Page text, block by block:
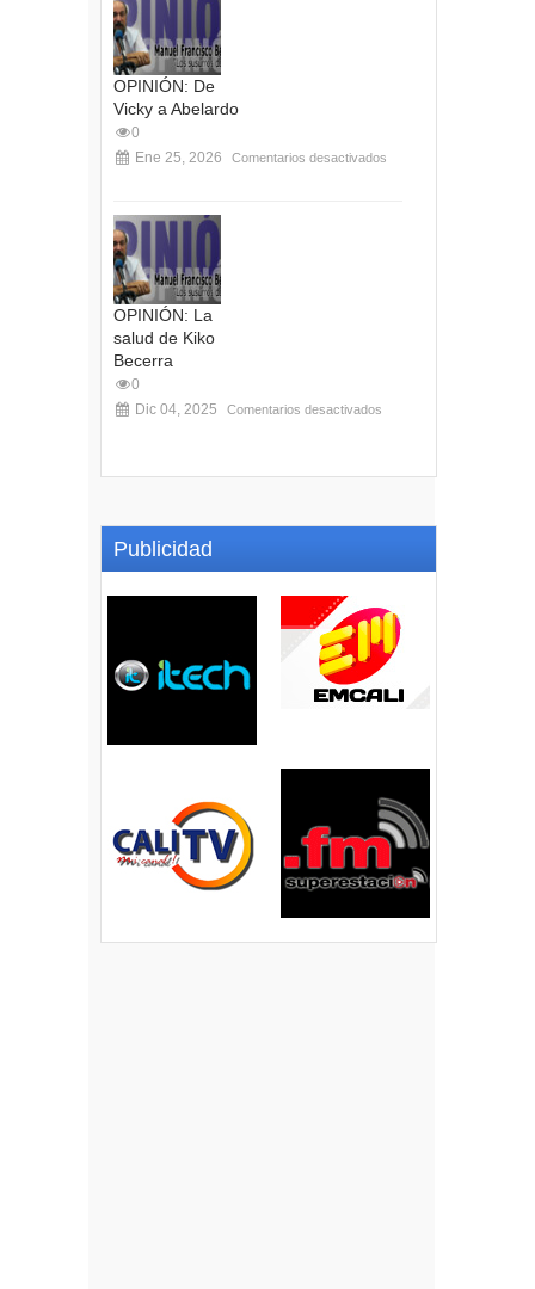
OPINIÓN: De
Vicky a Abelardo
0
Ene 25, 2026
Comentarios desactivados
OPINIÓN: La
salud de Kiko
Becerra
0
Dic 04, 2025
Comentarios desactivados
Publicidad